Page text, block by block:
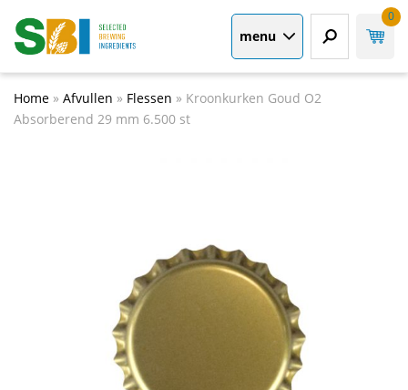
menu
0
Home » Afvullen » Flessen » Kroonkurken Goud O2
Absorberend 29 mm 6.500 st